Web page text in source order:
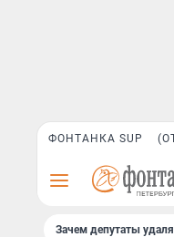
ФОНТАНКА SUP
Зачем депутаты